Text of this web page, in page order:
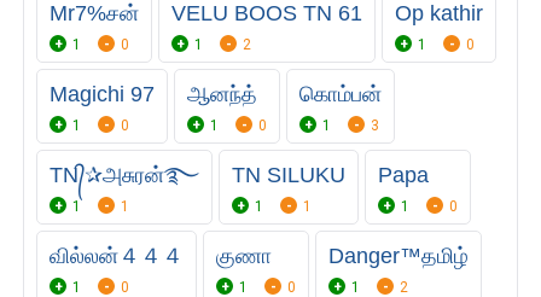
Mr7%சன்
1 0
VELU BOOS TN 61
1 2
Op kathir
1 0
Magichi 97
1 0
ஆனந்த்
1 0
கொம்பன்
1 3
TN᭄✰அசுரன்࿐
1 1
TN SILUKU
1 1
Papa
1 0
வில்லன்４４４
1 0
குணா
1 0
Danger™தமிழ்
1 2